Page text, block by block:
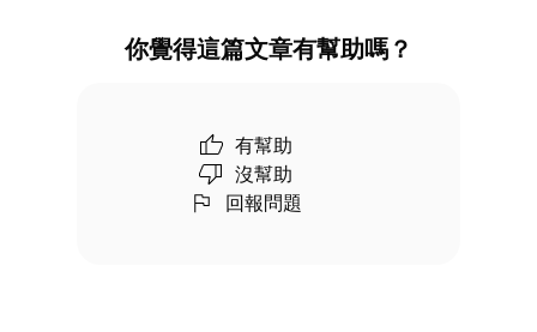
你覺得這篇文章有幫助嗎？
有幫助
沒幫助
回報問題